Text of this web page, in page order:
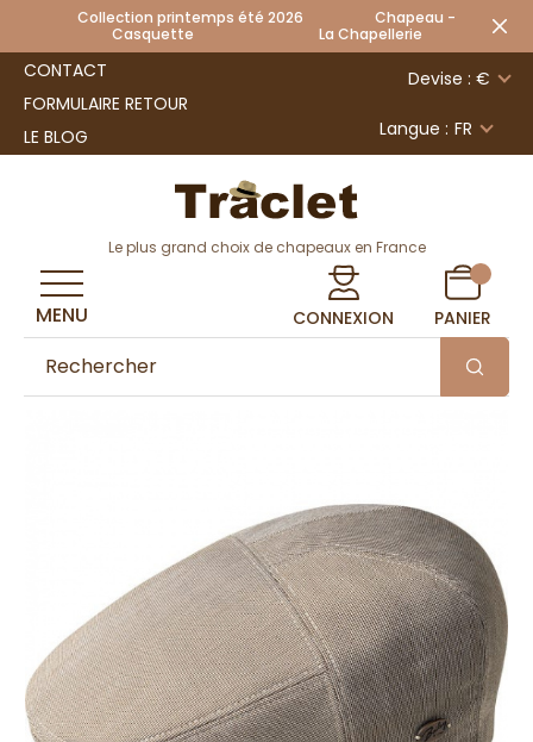
Collection printemps été 2026 Chapeau -
Casquette La Chapellerie
CONTACT
FORMULAIRE RETOUR
LE BLOG
Devise : €
Langue : FR
Le plus grand choix de chapeaux en France
CONNEXION PANIER
MENU